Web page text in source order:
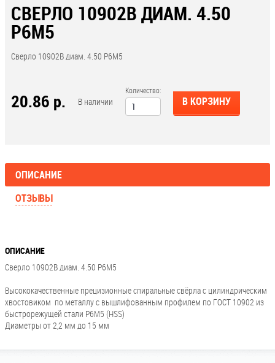
СВЕРЛО 10902В ДИАМ. 4.50
Р6М5
Сверло 10902В диам. 4.50 Р6М5
20.86 р. В наличии
Количество:
В КОРЗИНУ
ОПИСАНИЕ
ОТЗЫВЫ
ОПИСАНИЕ
Сверло 10902В диам. 4.50 Р6М5
Высококачественные прецизионные спиральные свёрла с цилиндрическим
хвостовиком по металлу с вышлифованным профилем по ГОСТ 10902 из
быстрорежущей стали Р6М5 (HSS)
Диаметры от 2,2 мм до 15 мм